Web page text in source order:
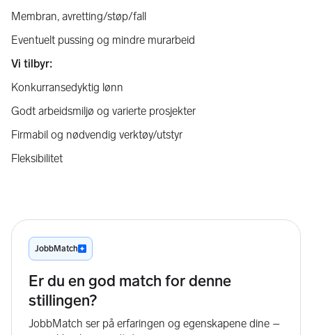
Membran, avretting/støp/fall
Eventuelt pussing og mindre murarbeid
Vi tilbyr:
Konkurransedyktig lønn
Godt arbeidsmiljø og varierte prosjekter
Firmabil og nødvendig verktøy/utstyr
Fleksibilitet